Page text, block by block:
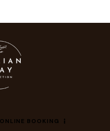
ONLINE BOOKING